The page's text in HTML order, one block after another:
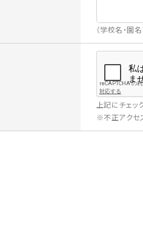
（学校名・園
上記にチェッ
※不正アクセ